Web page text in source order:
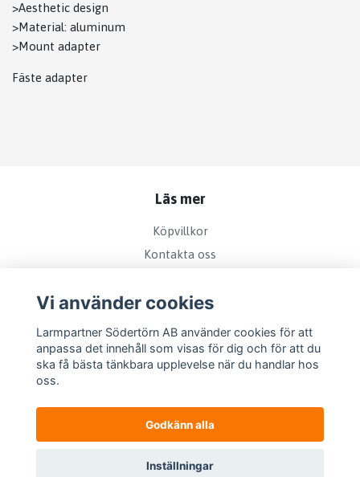
>Aesthetic design
>Material: aluminum
>Mount adapter
Fäste adapter
Läs mer
Köpvillkor
Kontakta oss
Sociala medier
© 2026 Larmpartner Södertörn AB–
Vi använder cookies
Larmpartner Södertörn AB använder cookies för att
anpassa det innehåll som visas för dig och för att du
ska få bästa tänkbara upplevelse när du handlar hos
oss.
Godkänn alla
Inställningar